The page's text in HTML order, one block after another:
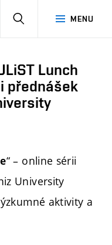
MENU
Lunch
přednášek
“ – online sérii
University
aktivity a